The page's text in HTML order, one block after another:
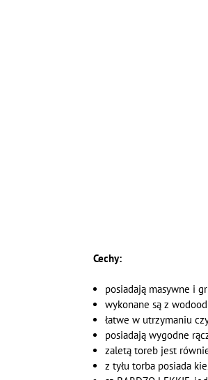
Cechy:
posiadają masywne i
wykonane są z
łatwe w utrzymaniu
posiadają wygodne
zaletą toreb jest
z tyłu torba posiada